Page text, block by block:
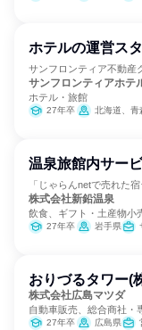
ホテルの運営ス
サンフロンティア不動産
サンフロンティアホテ
ホテル・旅館
27年卒 北海道、青森県、秋田県、山形県、茨城県、栃木県、千葉
温泉旅館内サー
「じゃらんnetで売れた
株式会社新鉛温泉
飲食、ギフト・土産物小
27年卒 岩手県
おりづるタワー
株式会社広島マツダ
自動車販売、総合商社・
27年卒 広島県